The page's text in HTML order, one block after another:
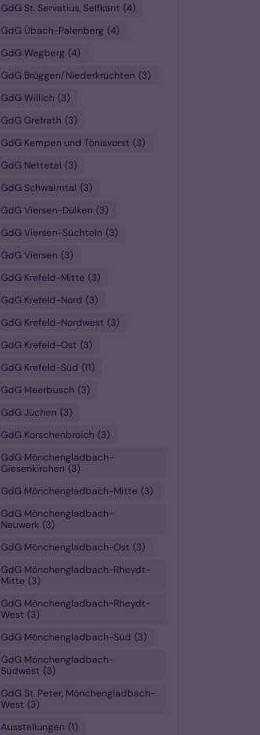
GdG St. Servatius, Selfkant 4
GdG Übach-Palenberg 4
GdG Wegberg 4
GdG Brüggen/Niederkrüchten 3
GdG Willich 3
GdG Grefrath 3
GdG Kempen und Tönisvorst 3
GdG Nettetal 3
GdG Schwalmtal 3
GdG Viersen-Dülken 3
GdG Viersen-Süchteln 3
GdG Viersen 3
GdG Krefeld-Mitte 3
GdG Krefeld-Nord 3
GdG Krefeld-Nordwest 3
GdG Krefeld-Ost 3
GdG Krefeld-Süd 11
GdG Meerbusch 3
GdG Jüchen 3
GdG Korschenbroich 3
GdG Mönchengladbach-
Giesenkirchen 3
GdG Mönchengladbach-Mitte 3
GdG Mönchengladbach-
Neuwerk 3
GdG Mönchengladbach-Ost 3
GdG Mönchengladbach-Rheydt-
Mitte 3
GdG Mönchengladbach-Rheydt-
West 3
GdG Mönchengladbach-Süd 3
GdG Mönchengladbach-
Südwest 3
GdG St. Peter, Mönchengladbach-
West 3
Ausstellungen 1